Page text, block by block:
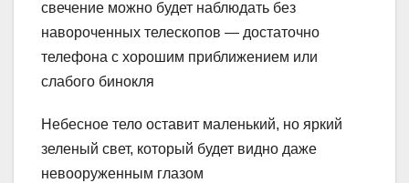
свечение можно будет наблюдать без
навороченных телескопов — достаточно
телефона с хорошим приближением или
слабого бинокля
Небесное тело оставит маленький, но яркий
зеленый свет, который будет видно даже
невооруженным глазом